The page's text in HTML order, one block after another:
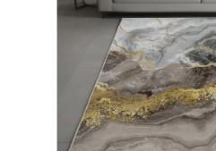
CHOVATELSKÉ POTŘEBY
DOPLŇKY A DEKORACE